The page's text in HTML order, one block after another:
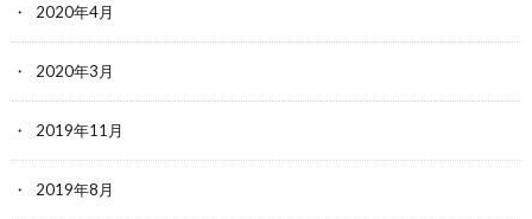
2020年4月
2020年3月
2019年11月
2019年8月